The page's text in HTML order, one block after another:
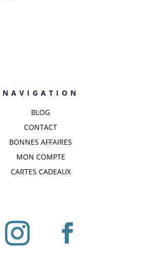
NAVIGATION
BLOG
CONTACT
BONNES AFFAIRES
MON COMPTE
CARTES CADEAUX